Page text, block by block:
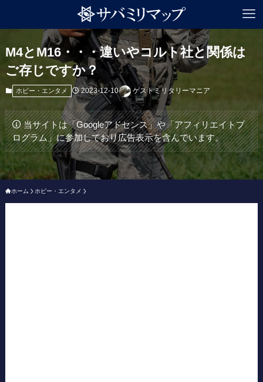
M4とM16・・・違いやコルト社と関係は
ご存じですか？
ホビー・エンタメ 2023-12-10 ゲストミリタリーマニア
当サイトは「Googleアドセンス」や「アフィリエイトプ
ログラム」に参加しており広告表示を含んでいます。
ホーム ホビー・エンタメ